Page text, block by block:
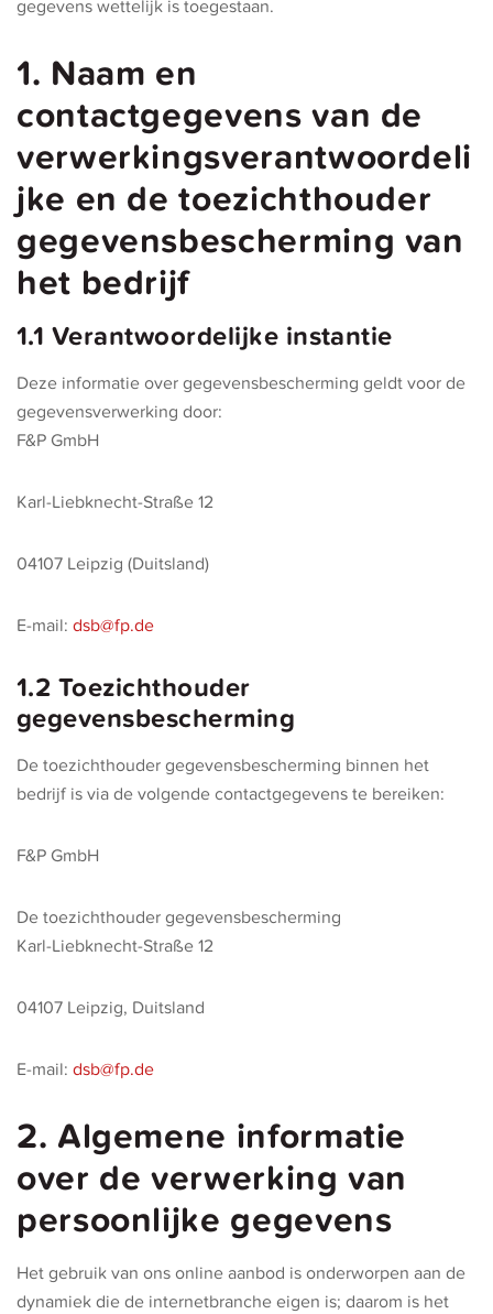
gegevens wettelijk is toegestaan.
1. Naam en
contactgegevens van de
verwerkingsverantwoordeli
jke en de toezichthouder
gegevensbescherming van
het bedrijf
1.1 Verantwoordelijke instantie
Deze informatie over gegevensbescherming geldt voor de
gegevensverwerking door:
F&P GmbH
Karl-Liebknecht-Straße 12
04107 Leipzig (Duitsland)
E-mail: dsb@fp.de
1.2 Toezichthouder
gegevensbescherming
De toezichthouder gegevensbescherming binnen het
bedrijf is via de volgende contactgegevens te bereiken:
F&P GmbH
De toezichthouder gegevensbescherming
Karl-Liebknecht-Straße 12
04107 Leipzig, Duitsland
E-mail: dsb@fp.de
2. Algemene informatie
over de verwerking van
persoonlijke gegevens
Het gebruik van ons online aanbod is onderworpen aan de
dynamiek die de internetbranche eigen is; daarom is het